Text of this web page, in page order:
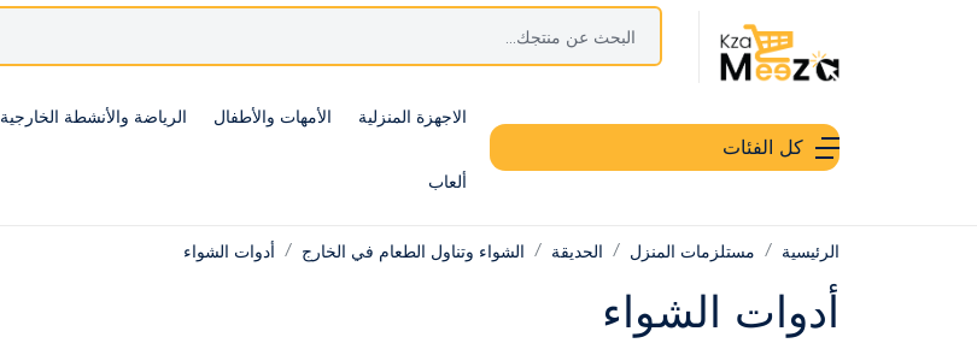
كل الفئات
الاجهزة المنزلية الأمهات والأطفال الرياضة والأنشطة الخارجية
ألعاب
الرئيسية مستلزمات المنزل الحديقة الشواء وتناول الطعام في الخارج أدوات الشواء
أدوات الشواء